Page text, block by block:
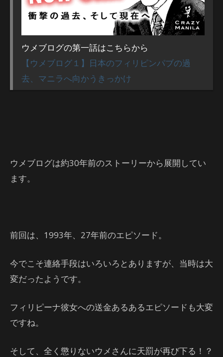
ウメブログの第一話はこちらから
【ウメブログ１】日本のフィリピンパブの過
去、マニラへ向かうきっかけ
ウメブログは約30年前のストーリーから展開してい
ます。
前回は、1993年、27年前のエピソード。
今でこそ連絡手段はいろいろとありますが、当時は大
変だったようです。
フィリピーナ彼女への送金あるあるエピソードも大変
ですね。
そして、全く懲りないウメさんに天罰が再び下る！？